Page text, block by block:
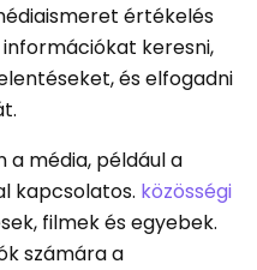
értékelés
keresni,
és elfogadni
média, például a
kapcsolatos. közösségi
filmek és egyebek.
számára a